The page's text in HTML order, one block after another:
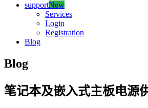
supportNew
Services
Login
Registration
Blog
Blog
笔记本及嵌入式主板电源